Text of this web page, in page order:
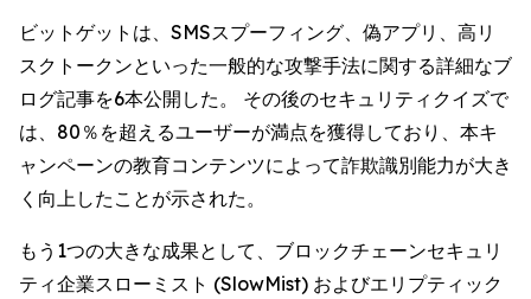
ビットゲットは、SMSスプーフィング、偽アプリ、高リ
スクトークンといった一般的な攻撃手法に関する詳細なブ
ログ記事を6本公開した。 その後のセキュリティクイズで
は、80％を超えるユーザーが満点を獲得しており、本キ
ャンペーンの教育コンテンツによって詐欺識別能力が大き
く向上したことが示された。
もう1つの大きな成果として、ブロックチェーンセキュリ
ティ企業スローミスト (SlowMist) およびエリプティック